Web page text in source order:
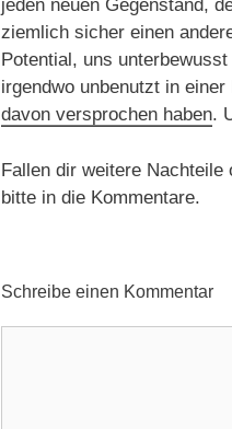
jeden neuen Gegenstand,
ziemlich sicher einen
Potential, uns
irgendwo unbenutzt in
davon versprochen haben.
Fallen dir weitere Nachteile
bitte in die Kommentare.
Schreibe einen Kommentar